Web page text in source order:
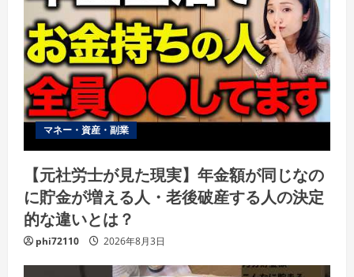
マネー・資産・副業
【元社労士が見た現実】年金額が同じなの
に貯金が増える人・老後破産する人の決定
的な違いとは？
phi72110 2026年8月3日